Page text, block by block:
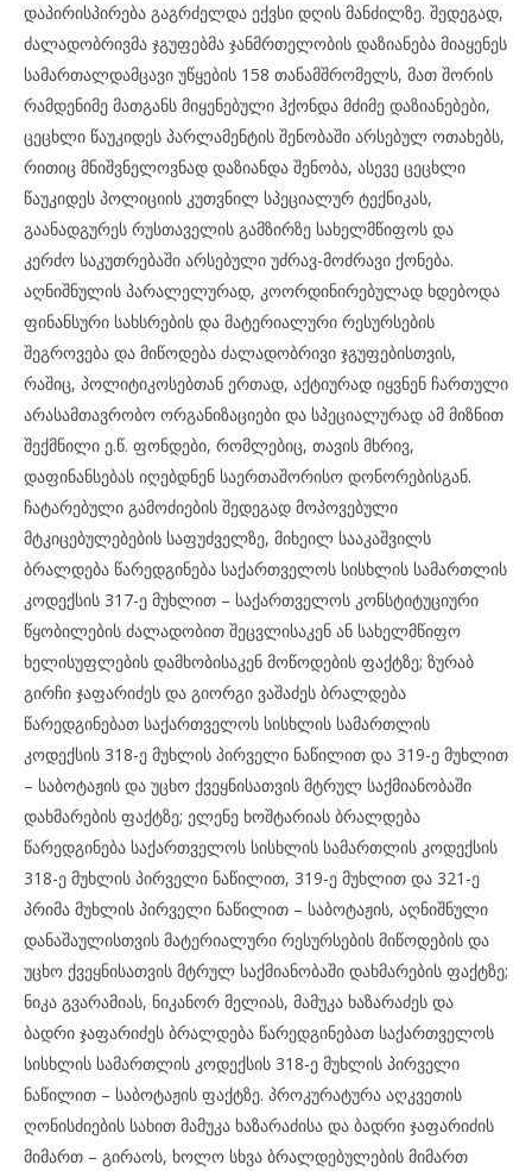
დაპირისპირება გაგრძელდა ექვსი დღის მანძილზე. შედეგად,
ძალადობრივმა ჯგუფებმა ჯანმრთელობის დაზიანება მიაყენეს
სამართალდამცავი უწყების 158 თანამშრომელს, მათ შორის
რამდენიმე მათგანს მიყენებული ჰქონდა მძიმე დაზიანებები,
ცეცხლი წაუკიდეს პარლამენტის შენობაში არსებულ ოთახებს,
რითიც მნიშვნელოვნად დაზიანდა შენობა, ასევე ცეცხლი
წაუკიდეს პოლიციის კუთვნილ სპეციალურ ტექნიკას,
გაანადგურეს რუსთაველის გამზირზე სახელმწიფოს და
კერძო საკუთრებაში არსებული უძრავ-მოძრავი ქონება.
აღნიშნულის პარალელურად, კოორდინირებულად ხდებოდა
ფინანსური სახსრების და მატერიალური რესურსების
შეგროვება და მიწოდება ძალადობრივი ჯგუფებისთვის,
რაშიც, პოლიტიკოსებთან ერთად, აქტიურად იყვნენ ჩართული
არასამთავრობო ორგანიზაციები და სპეციალურად ამ მიზნით
შექმნილი ე.წ. ფონდები, რომლებიც, თავის მხრივ,
დაფინანსებას იღებდნენ საერთაშორისო დონორებისგან.
ჩატარებული გამოძიების შედეგად მოპოვებული
მტკიცებულებების საფუძველზე, მიხეილ სააკაშვილს
ბრალდება წარედგინება საქართველოს სისხლის სამართლის
კოდექსის 317-ე მუხლით – საქართველოს კონსტიტუციური
წყობილების ძალადობით შეცვლისაკენ ან სახელმწიფო
ხელისუფლების დამხობისაკენ მოწოდების ფაქტზე; ზურაბ
გირჩი ჯაფარიძეს და გიორგი ვაშაძეს ბრალდება
წარედგინებათ საქართველოს სისხლის სამართლის
კოდექსის 318-ე მუხლის პირველი ნაწილით და 319-ე მუხლით
– საბოტაჟის და უცხო ქვეყნისათვის მტრულ საქმიანობაში
დახმარების ფაქტზე; ელენე ხოშტარიას ბრალდება
წარედგინება საქართველოს სისხლის სამართლის კოდექსის
318-ე მუხლის პირველი ნაწილით, 319-ე მუხლით და 321-ე
პრიმა მუხლის პირველი ნაწილით – საბოტაჟის, აღნიშნული
დანაშაულისთვის მატერიალური რესურსების მიწოდების და
უცხო ქვეყნისათვის მტრულ საქმიანობაში დახმარების ფაქტზე;
ნიკა გვარამიას, ნიკანორ მელიას, მამუკა ხაზარაძეს და
ბადრი ჯაფარიძეს ბრალდება წარედგინებათ საქართველოს
სისხლის სამართლის კოდექსის 318-ე მუხლის პირველი
ნაწილით – საბოტაჟის ფაქტზე. პროკურატურა აღკვეთის
ღონისძიების სახით მამუკა ხაზარაძისა და ბადრი ჯაფარიძის
მიმართ – გირაოს, ხოლო სხვა ბრალდებულების მიმართ